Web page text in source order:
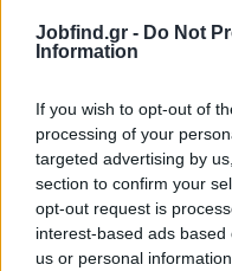
Jobfind.gr - Do Not
Information
If you wish to opt-out of
processing of your
targeted advertising by
section to confirm your
opt-out request is
interest-based ads
us or personal
Θέσεις εργασίας